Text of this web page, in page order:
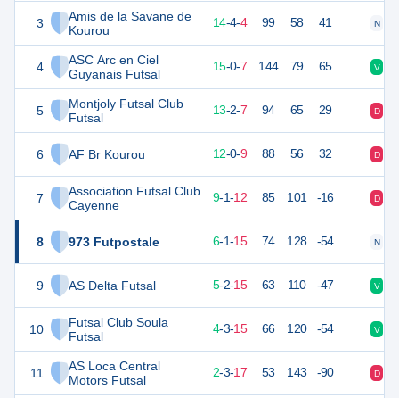
3
Amis de la Savane de
Kourou
4
ASC Arc en Ciel
Guyanais Futsal
5
Montjoly Futsal Club
Futsal
6 AF Br Kourou
7
Association Futsal Club
Cayenne
8 973 Futpostale
9 AS Delta Futsal
10
Futsal Club Soula
Futsal
11
AS Loca Central
Motors Futsal
68 22 14-4-4 99 58 41 N
66 15-0-7 144 79 65 V
63 13-2-7 94 65 29 D
12-0-9 88 56 32 D
50 22 9-1-12 85 101 -16 D
41 6-1-15 74 128 -54 N
5-2-15 63 110 -47 V
37 4-3-15 66 120 -54 V
31 2-3-17 53 143 -90 D